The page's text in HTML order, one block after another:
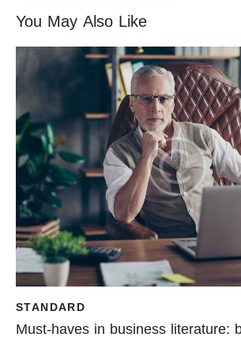
You May Also Like
STANDARD
Must-haves in business literature: